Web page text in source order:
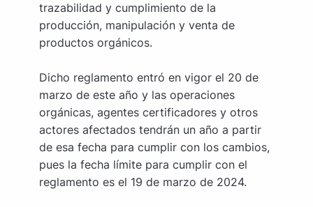
trazabilidad y cumplimiento de la
producción, manipulación y venta de
productos orgánicos.
Dicho reglamento entró en vigor el 20 de
marzo de este año y las operaciones
orgánicas, agentes certificadores y otros
actores afectados tendrán un año a partir
de esa fecha para cumplir con los cambios,
pues la fecha límite para cumplir con el
reglamento es el 19 de marzo de 2024.